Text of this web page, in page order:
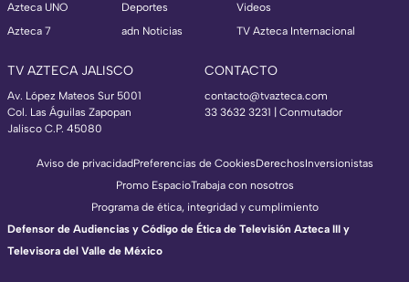
Azteca UNO
Azteca 7
Deportes
adn Noticias
Videos
TV Azteca Internacional
TV AZTECA JALISCO
Av. López Mateos Sur 5001
Col. Las Águilas Zapopan
Jalisco C.P. 45080
CONTACTO
contacto@tvazteca.com
33 3632 3231 | Conmutador
Aviso de privacidadPreferencias de CookiesDerechosInversionistas
Promo EspacioTrabaja con nosotros
Programa de ética, integridad y cumplimiento
Defensor de Audiencias y Código de Ética de Televisión Azteca III y
Televisora del Valle de México